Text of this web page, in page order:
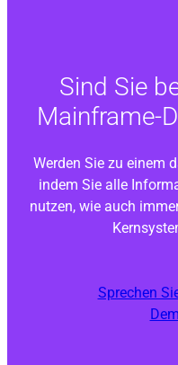
Sind Sie
Mainframe-
Werden Sie zu einem
indem Sie alle
nutzen, wie auch
Sprechen